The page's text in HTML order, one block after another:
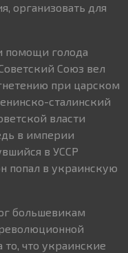
организовать для
помощи голода
Союз вел
при царском
сталинский
власти
в империи
в УССР
попал в украинскую
большевикам
что украинские